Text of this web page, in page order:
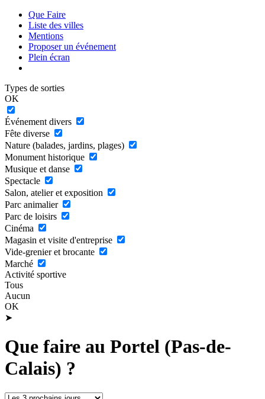
Que Faire
Liste des villes
Mentions
Proposer un événement
Plein écran
Types de sorties
OK
Événement divers
Fête diverse
Nature (balades, jardins, plages)
Monument historique
Musique et danse
Spectacle
Salon, atelier et exposition
Parc animalier
Parc de loisirs
Cinéma
Magasin et visite d'entreprise
Vide-grenier et brocante
Marché
Activité sportive
Tous
Aucun
OK
➤
Que faire au Portel (Pas-de-
Calais) ?